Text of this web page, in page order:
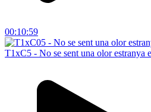
00:10:59
T1xC5 - No se sent una olor estranya